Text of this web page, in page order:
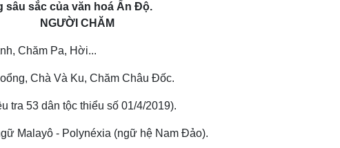
sắc của văn hoá Ấn Ðộ.
NGƯỜI CHĂM
Chăm Pa, Hời...
Chà Và Ku, Chăm Châu Ðốc.
tra 53 dân tộc thiểu số 01/4/2019).
Malayô - Polynéxia (ngữ hệ Nam Ðảo).